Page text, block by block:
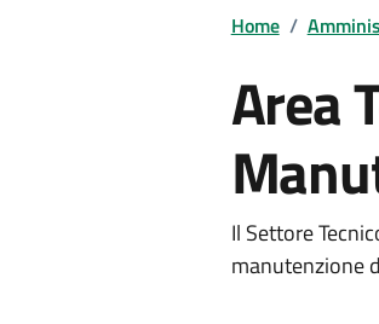
Home /
Area
Il Settore
manutenzione